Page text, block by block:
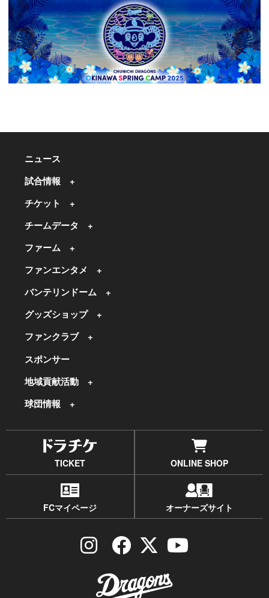
ニュース
試合情報
チケット
チームデータ
ファーム
ファンエンタメ
バンテリンドーム
グッズショップ
ファンクラブ
スポンサー
地域貢献活動
球団情報
TICKET ONLINE SHOP
FCマイページ オーナーズサイト